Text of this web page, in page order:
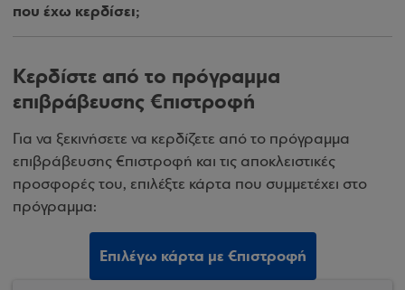
που έχω κερδίσει;
Κερδίστε από το πρόγραμμα
επιβράβευσης €πιστροφή
Για να ξεκινήσετε να κερδίζετε από το πρόγραμμα
επιβράβευσης €πιστροφή και τις αποκλειστικές
προσφορές του, επιλέξτε κάρτα που συμμετέχει στο
πρόγραμμα:
Επιλέγω κάρτα με €πιστροφή